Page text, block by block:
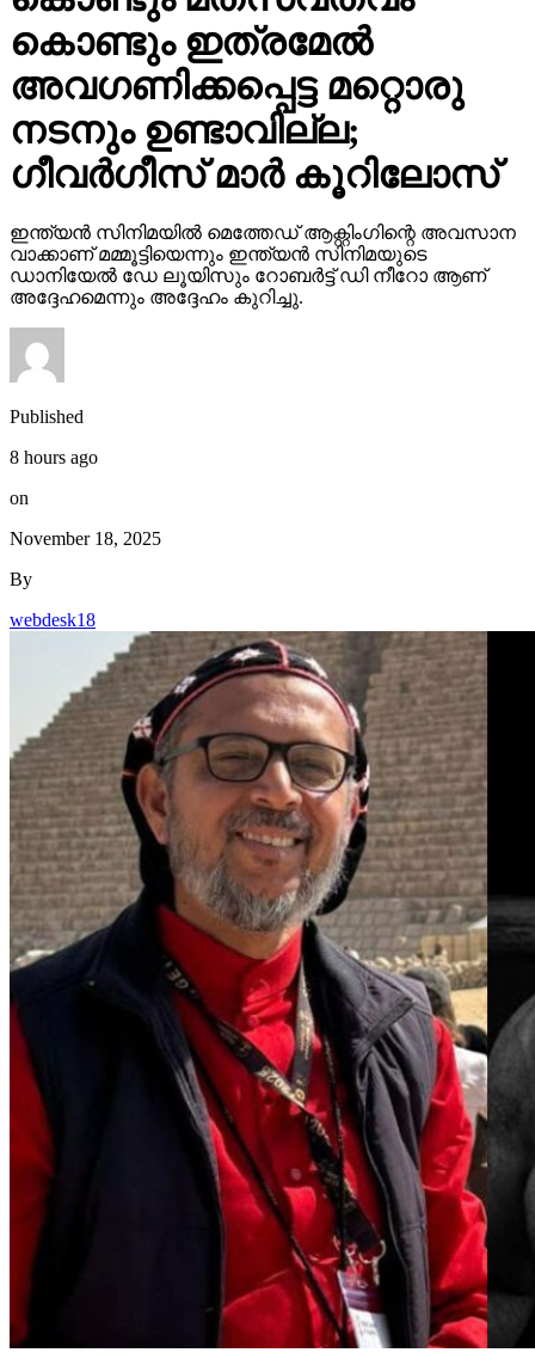
കൊണ്ടും ഇത്രമേല്‍
അവഗണിക്കപ്പെട്ട മറ്റൊരു
നടനും ഉണ്ടാവില്ല;
ഗീവര്‍ഗീസ് മാര്‍ കൂറിലോസ്
ഇന്ത്യന്‍ സിനിമയില്‍ മെത്തേഡ് ആക്റ്റിംഗിന്റെ അവസാന
വാക്കാണ് മമ്മൂട്ടിയെന്നും ഇന്ത്യന്‍ സിനിമയുടെ
ഡാനിയേല്‍ ഡേ ലൂയിസും റോബര്‍ട്ട് ഡി നീറോ ആണ്
അദ്ദേഹമെന്നും അദ്ദേഹം കുറിച്ചു.
Published
8 hours ago
on
November 18, 2025
By
webdesk18